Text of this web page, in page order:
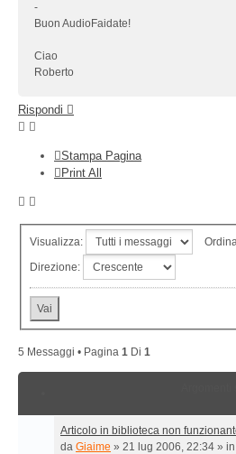
-
Buon AudioFaidate!
Ciao
Roberto
Rispondi
Stampa Pagina
Print All
Visualizza:
Direzione:
5 Messaggi • Pagina 1 Di 1
Articolo in biblioteca non
da Giaime » 21 lug 2006, 22:34 » in